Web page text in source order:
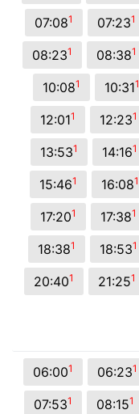
07:081 07:231
08:231 08:381
10:081 10:311
12:011 12:231
13:531 14:161
15:461 16:081
17:201 17:381
18:381 18:531
20:401 21:251
06:001 06:231
07:531 08:151